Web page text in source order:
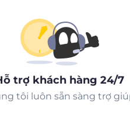
trợ khách hàng 24/7
tôi luôn sẵn sàng trợ